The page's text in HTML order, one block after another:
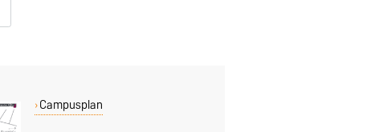
Campusplan